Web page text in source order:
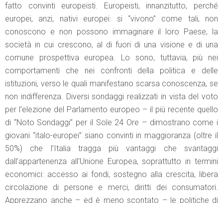
fatto convinti europeisti. Europeisti, innanzitutto, perché
europei, anzi, nativi europei: si “vivono” come tali, non
conoscono e non possono immaginare il loro Paese, la
società in cui crescono, al di fuori di una visione e di una
comune prospettiva europea. Lo sono, tuttavia, più nei
comportamenti che nei confronti della politica e delle
istituzioni, verso le quali manifestano scarsa conoscenza, se
non indifferenza. Diversi sondaggi realizzati in vista del voto
per l’elezione del Parlamento europeo – il più recente quello
di “Noto Sondaggi” per il Sole 24 Ore – dimostrano come i
giovani “italo-europei” siano convinti in maggioranza (oltre il
50%) che l’Italia tragga più vantaggi che svantaggi
dall’appartenenza all’Unione Europea, soprattutto in termini
economici: accesso ai fondi, sostegno alla crescita, libera
circolazione di persone e merci, diritti dei consumatori.
Apprezzano anche – ed è meno scontato – le politiche di